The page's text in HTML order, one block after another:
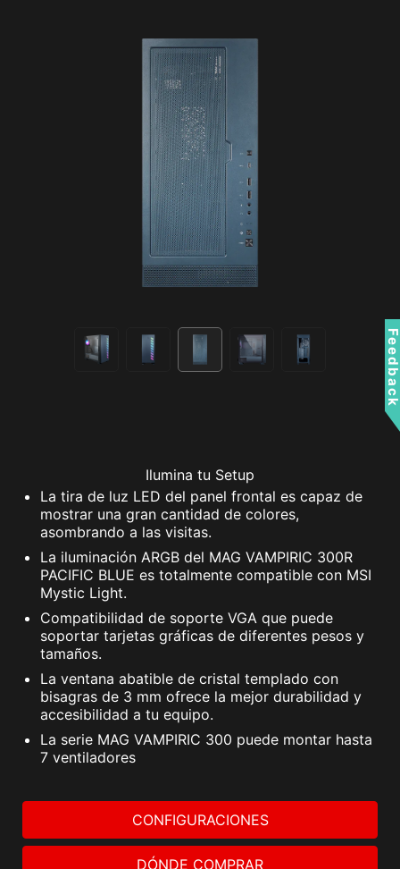
Ilumina tu Setup
La tira de luz LED del panel frontal es capaz de
mostrar una gran cantidad de colores,
asombrando a las visitas.
La iluminación ARGB del MAG VAMPIRIC 300R
PACIFIC BLUE es totalmente compatible con MSI
Mystic Light.
Compatibilidad de soporte VGA que puede
soportar tarjetas gráficas de diferentes pesos y
tamaños.
La ventana abatible de cristal templado con
bisagras de 3 mm ofrece la mejor durabilidad y
accesibilidad a tu equipo.
La serie MAG VAMPIRIC 300 puede montar hasta
7 ventiladores
CONFIGURACIONES
DÓNDE COMPRAR